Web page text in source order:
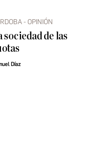
- OPINIÓN
sociedad de las
Díaz